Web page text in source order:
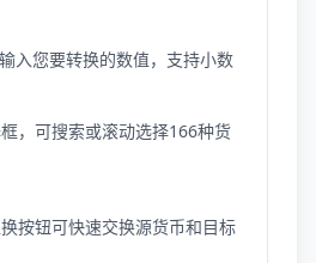
入您要转换的数值，支持小数
，可搜索或滚动选择166种货
按钮可快速交换源货币和目标